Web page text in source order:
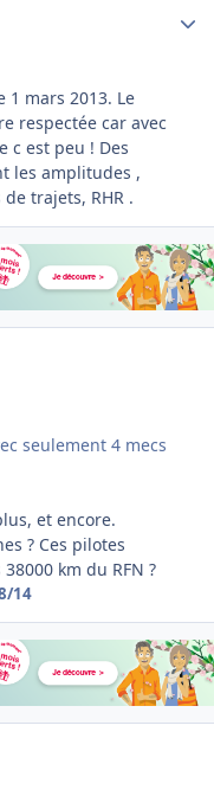
mars 2013. Le
respectée car avec
c est peu ! Des
les amplitudes ,
trajets, RHR .
seulement 4 mecs
et encore.
? Ces pilotes
km du RFN ?
14